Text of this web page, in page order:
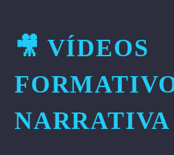
🎥 VÍDEOS